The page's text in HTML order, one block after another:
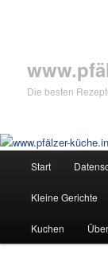
Die besten
Start
Kleine Gerichte
Kuchen Über